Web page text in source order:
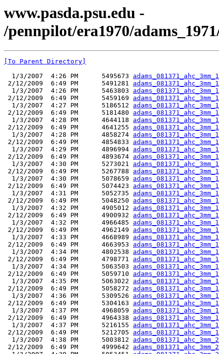
www.pasda.psu.edu -
/pennpilot/era1970/
[To Parent Directory]
  1/3/2007  4:26 PM      5495673
2/12/2009  6:49 PM      5491281
  1/3/2007  4:26 PM      5463803
2/12/2009  6:49 PM      5459169
  1/3/2007  4:27 PM      5186512
2/12/2009  6:49 PM      5181480
  1/3/2007  4:28 PM      4644118
2/12/2009  6:49 PM      4641255
  1/3/2007  4:28 PM      4858274
2/12/2009  6:49 PM      4854833
  1/3/2007  4:29 PM      4896994
2/12/2009  6:49 PM      4893674
  1/3/2007  4:30 PM      5273021
2/12/2009  6:49 PM      5267788
  1/3/2007  4:30 PM      5078659
2/12/2009  6:49 PM      5074423
  1/3/2007  4:31 PM      5052735
2/12/2009  6:49 PM      5048250
  1/3/2007  4:32 PM      4905012
2/12/2009  6:49 PM      4900932
  1/3/2007  4:32 PM      4966485
2/12/2009  6:49 PM      4962149
  1/3/2007  4:33 PM      4668989
2/12/2009  6:49 PM      4663953
  1/3/2007  4:34 PM      4802538
2/12/2009  6:49 PM      4798771
  1/3/2007  4:34 PM      5063503
2/12/2009  6:49 PM      5059710
  1/3/2007  4:35 PM      5063022
2/12/2009  6:49 PM      5058272
  1/3/2007  4:36 PM      5309526
2/12/2009  6:49 PM      5304163
  1/3/2007  4:37 PM      4968059
2/12/2009  6:49 PM      4964338
  1/3/2007  4:37 PM      5216155
2/12/2009  6:49 PM      5212705
  1/3/2007  4:38 PM      5003812
2/12/2009  6:49 PM      4999642